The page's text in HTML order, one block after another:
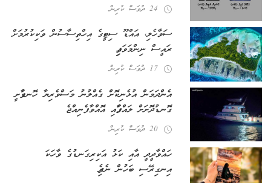
24 ދުވަސް ކުރިން
ސަވާހެލި، އައްޑޫ ސިޓީގެ އިހްތިސާސުން ވަކިކުރުމަށް
ރައީސް ނިންމަވައިފި
17 ދުވަސް ކުރިން
އެންދަމަން އުޅެނިކޮށް ގެއްލުނު މަސްވެރިޔާ ހޮނޑާފުށީ
ގޮނޑުދޮށަށް ލައްގާފައި އޮއްވާ ފެނިއްޖެ
20 ދުވަސް ކުރިން
ހައްވާދީދީ އާއި ކަޅު އަކިރިގަނޑުގެ ވާހަކަ
އިނގިރޭސި ބަހުން ނެރެފި